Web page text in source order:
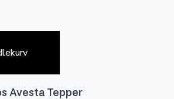
Avesta Tepper